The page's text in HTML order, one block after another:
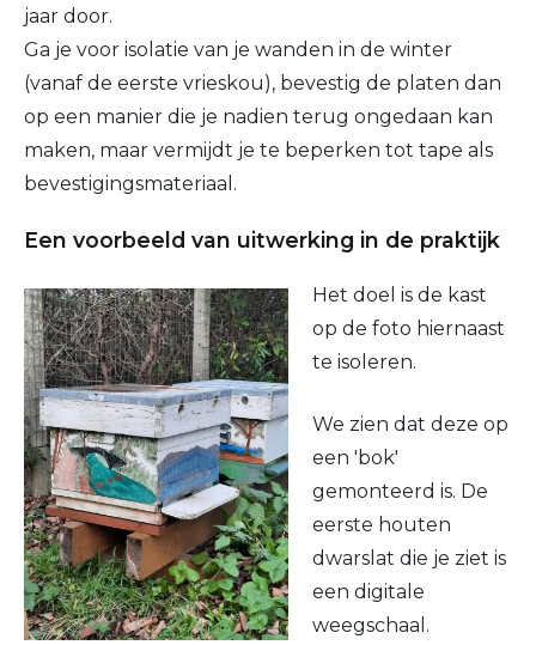
jaar door.
Ga je voor isolatie van je wanden in de winter
(vanaf de eerste vrieskou), bevestig de platen dan
op een manier die je nadien terug ongedaan kan
maken, maar vermijdt je te beperken tot tape als
bevestigingsmateriaal.
Een voorbeeld van uitwerking in de praktijk
Het doel is de kast
op de foto hiernaast
te isoleren.
We zien dat deze op
een 'bok'
gemonteerd is. De
eerste houten
dwarslat die je ziet is
een digitale
weegschaal.